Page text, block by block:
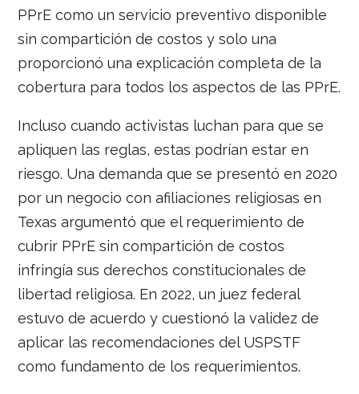
PPrE como un servicio preventivo disponible
sin compartición de costos y solo una
proporcionó una explicación completa de la
cobertura para todos los aspectos de las PPrE.
Incluso cuando activistas luchan para que se
apliquen las reglas, estas podrían estar en
riesgo. Una demanda que se presentó en 2020
por un negocio con afiliaciones religiosas en
Texas argumentó que el requerimiento de
cubrir PPrE sin compartición de costos
infringía sus derechos constitucionales de
libertad religiosa. En 2022, un juez federal
estuvo de acuerdo y cuestionó la validez de
aplicar las recomendaciones del USPSTF
como fundamento de los requerimientos.